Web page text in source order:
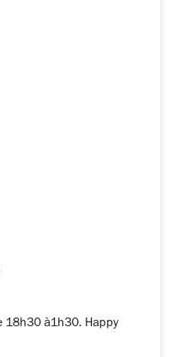
18h30 à1h30. Happy